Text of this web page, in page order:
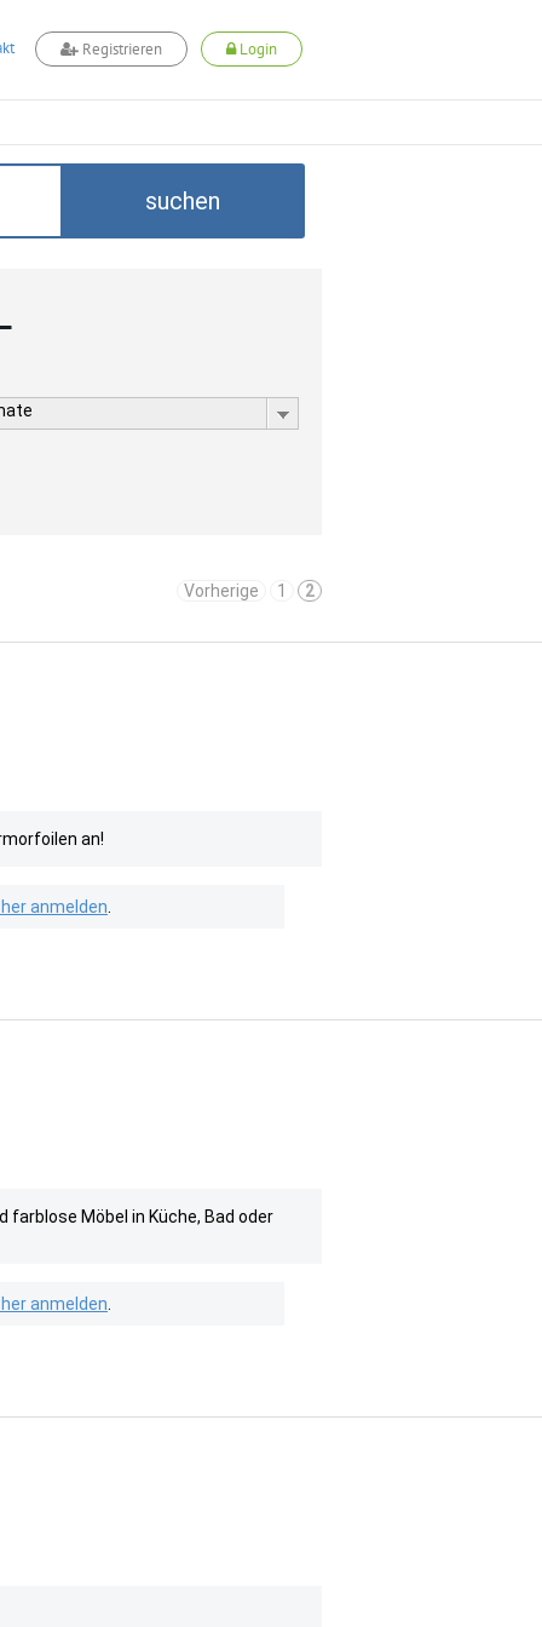
Registrieren Login
suchen
Vorherige 1 2
an!
anmelden
farblose Möbel in Küche, Bad oder
anmelden